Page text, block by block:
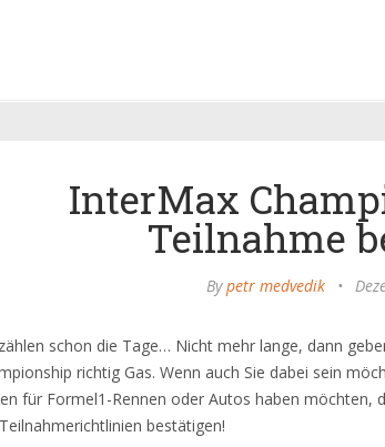
InterMax
Teilnahme
Bypetr medvedik •
schon die Tage… Nicht mehr lange, dann
richtig Gas. Wenn auch Sie dabei sein
für Formel1-Rennen oder Autos haben möchten,
bestätigen!